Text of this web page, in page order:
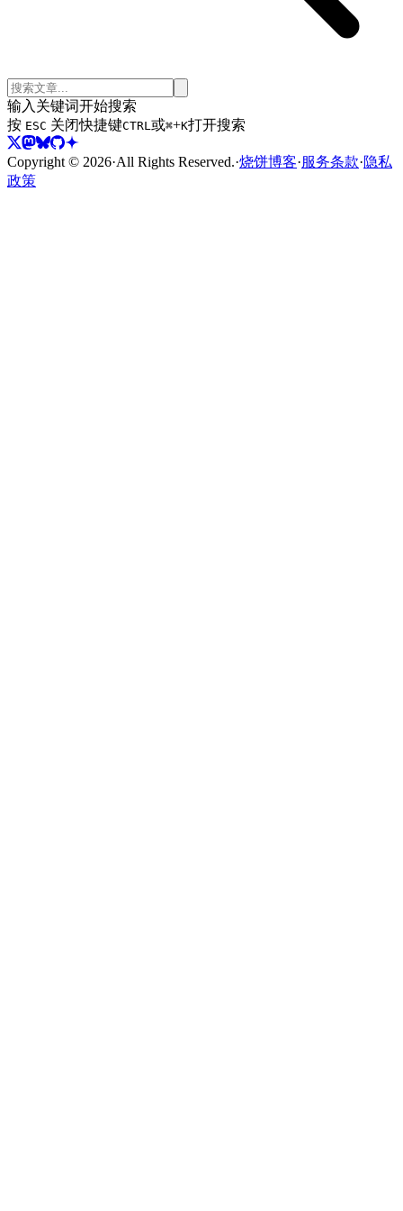
输入关键词开始搜索
按 ESC 关闭快捷键CTRL 或⌘+K打开搜索
Copyright © 2026·All Rights Reserved.·烧饼博客·服务条款·隐私
政策